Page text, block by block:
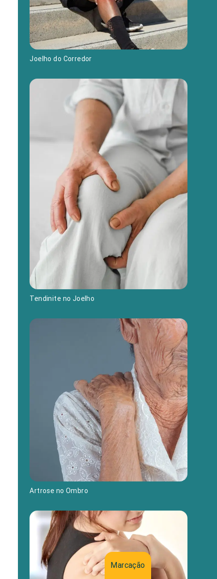
Joelho do Corredor
Tendinite no Joelho
Artrose no Ombro
Marcação